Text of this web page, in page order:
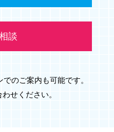
談
のご案内も可能です。
せください。